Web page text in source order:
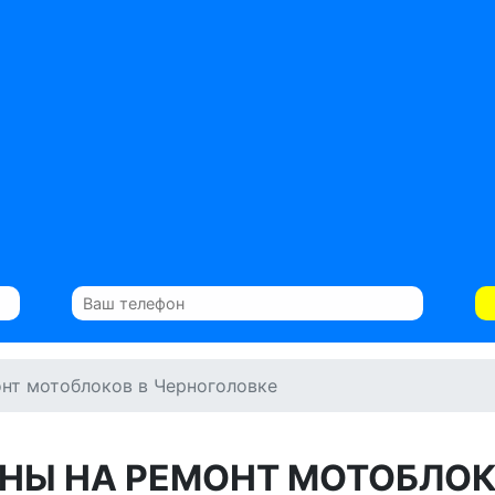
мотоблоков в Черноголовке
НА РЕМОНТ